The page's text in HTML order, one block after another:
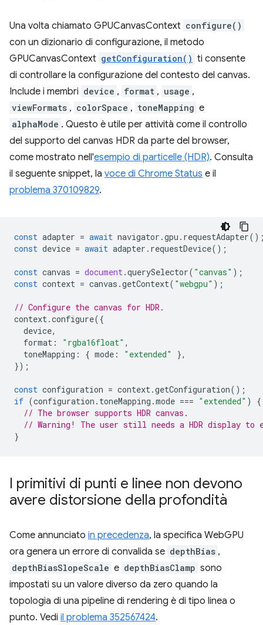
Una volta chiamato GPUCanvasContext configure()
con un dizionario di configurazione, il metodo
GPUCanvasContext getConfiguration() ti consente
di controllare la configurazione del contesto del canvas.
Include i membri device , format , usage ,
viewFormats , colorSpace , toneMapping e
alphaMode . Questo è utile per attività come il controllo
del supporto del canvas HDR da parte del browser,
come mostrato nell'esempio di particelle (HDR). Consulta
il seguente snippet, la voce di Chrome Status e il
problema 370109829.
const adapter = await navigator .gpu . requestAdapter
const device = await adapter . requestDevice();
const canvas = document.querySelector( "canvas" );
const context = canvas .getContext( "webgpu" );
// Configure the canvas for HDR.
context.configure({
device,
format : "rgba16float" ,
toneMapping : { mode : "extended"
},
});
const configuration = context.getConfiguration();
if (configuration . toneMapping .mode === "extended" )
{
// The browser supports HDR canvas.
// Warning! The user still needs a HDR display to
}
I primitivi di punti e linee non devono
avere distorsione della profondità
Come annunciato in precedenza, la specifica WebGPU
ora genera un errore di convalida se depthBias ,
depthBiasSlopeScale e depthBiasClamp sono
impostati su un valore diverso da zero quando la
topologia di una pipeline di rendering è di tipo linea o
punto. Vedi il problema 352567424.